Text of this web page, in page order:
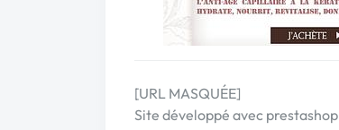
[URL MASQUÉE]
Site développé avec prestashop